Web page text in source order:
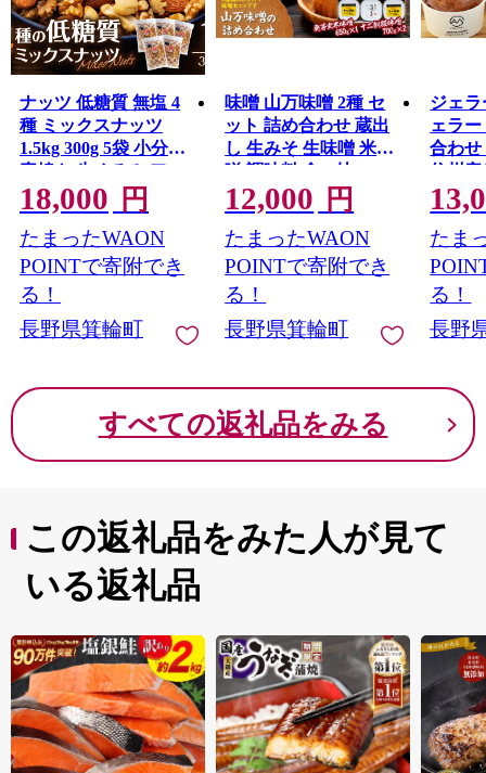
が植えられており、毎年町外からも多くの人が訪れる観
光スポットです
また、じゃらんnet「全国のおすすめ紅葉スポットランキ
ング」では2020年～2024年の5年連続で全国1位となりま
した。
信州の自然豊かな環境に触れ癒されてください！
ナッツ 低糖質 無塩 4
種 ミックスナッツ
1.5kg 300g 5袋 小分け
素焼き 生くるみ アー
モンド ヘーゼルナッ
ツ カシューナッツ 大
容量 チャック付き お
すすめ 健康
18,000 円
たまったWAON
POINTで寄附でき
る！
長野県箕輪町
味噌 山万味噌 2種 セ
ット 詰め合わせ 蔵出
し 生みそ 生味噌 米味
噌 調味料 食べ比べ
12,000 円
たまったWAON
POINTで寄附でき
る！
長野県箕輪町
ジェ
ェラ
合わせ
信州
ス ス
スイー
ート
アーモ
ート
たま
る！
長野
すべての返礼品をみる
この返礼品をみた人が見て
いる返礼品